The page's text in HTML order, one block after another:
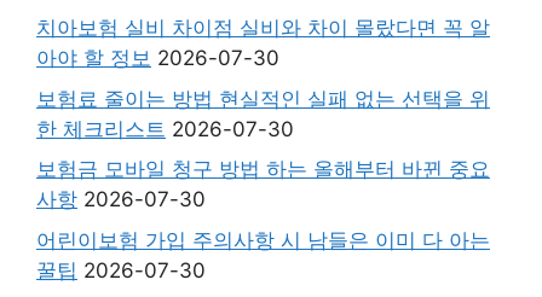
치아보험 실비 차이점 실비와 차이 몰랐다면 꼭 알
아야 할 정보 2026-07-30
보험료 줄이는 방법 현실적인 실패 없는 선택을 위
한 체크리스트 2026-07-30
보험금 모바일 청구 방법 하는 올해부터 바뀐 중요
사항 2026-07-30
어린이보험 가입 주의사항 시 남들은 이미 다 아는
꿀팁 2026-07-30